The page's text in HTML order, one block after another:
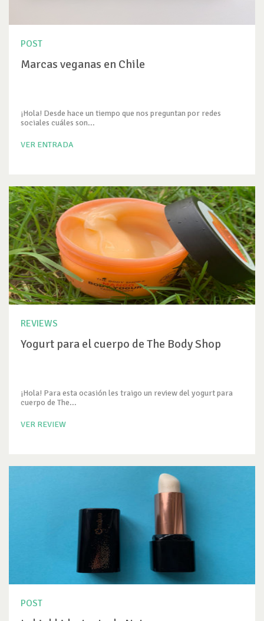
POST
Marcas veganas en Chile
¡Hola! Desde hace un tiempo que nos preguntan por redes
sociales cuáles son...
VER ENTRADA
REVIEWS
Yogurt para el cuerpo de The Body Shop
¡Hola! Para esta ocasión les traigo un review del yogurt para
cuerpo de The...
VER REVIEW
POST